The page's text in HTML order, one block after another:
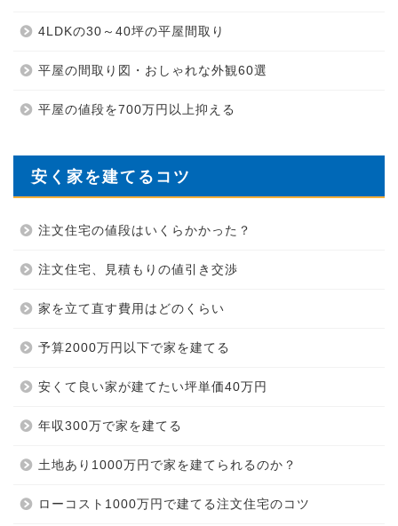
4LDKの30～40坪の平屋間取り
平屋の間取り図・おしゃれな外観60選
平屋の値段を700万円以上抑える
安く家を建てるコツ
注文住宅の値段はいくらかかった？
注文住宅、見積もりの値引き交渉
家を立て直す費用はどのくらい
予算2000万円以下で家を建てる
安くて良い家が建てたい坪単価40万円
年収300万で家を建てる
土地あり1000万円で家を建てられるのか？
ローコスト1000万円で建てる注文住宅のコツ